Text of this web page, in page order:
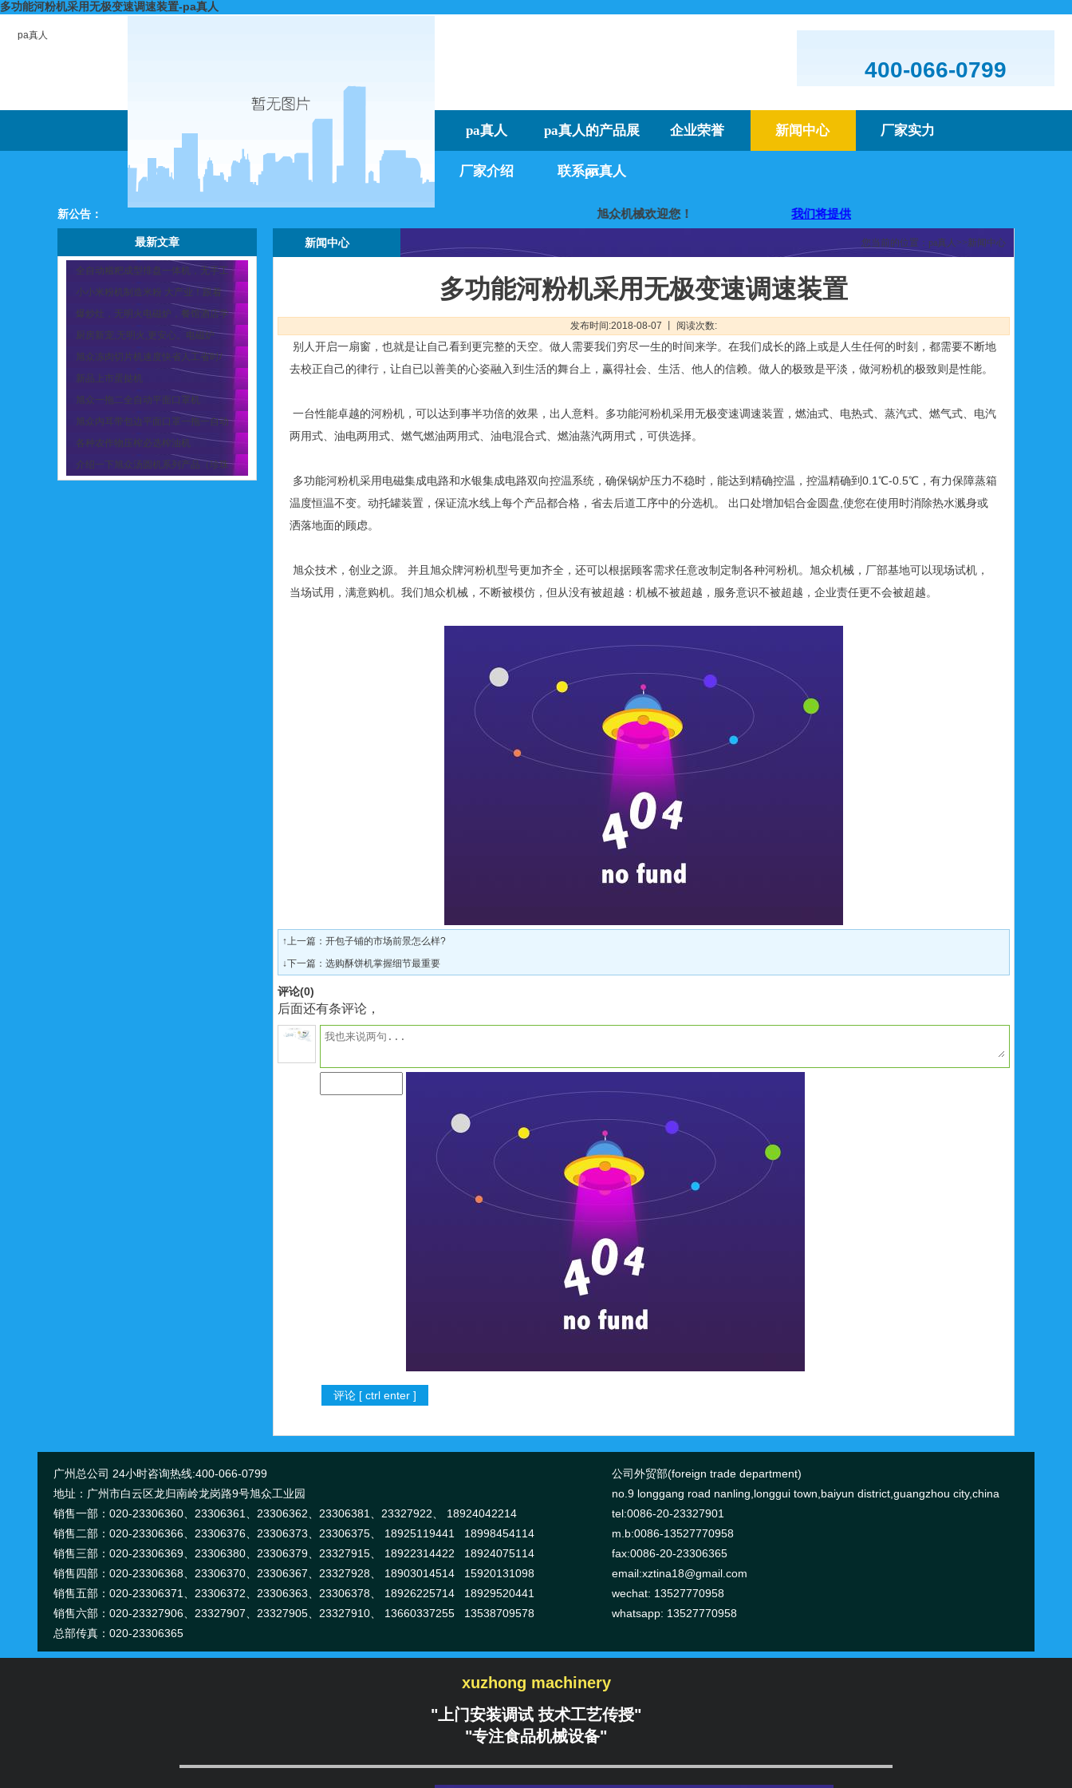
多功能河粉机采用无极变速调速装置-pa真人
pa真人
400-066-0799
pa真人 pa真人的产品展
示
企业荣誉 新闻中心 厂家实力
厂家介绍 联系pa真人
新公告： 旭众机械欢迎您！ 我们将提供优质的产品及服务，欢迎咨询购买
最新文章
全自动糍粑成型排盘一体机，无手工
小小米粉机制造米粉 大产业！跟着
爆炒灶，无明火电磁炉，餐馆酒店学
厨房新宠,无明火,更安心。电磁炉
旭众冻肉切片机速度快省人工省时/
新品上市蛋挞机
旭众一拖二全自动平面口罩机
旭众内耳带包边平面口罩一拖一自动
各种农作物压榨必选榨油机
介绍一下旭众汤圆机系列产品（珍珠
您当前的位置： pa真人 >>新闻中心
新闻中心
多功能河粉机采用无极变速调速装置
发布时间:2018-08-07 丨 阅读次数:
别人开启一扇窗，也就是让自己看到更完整的天空。做人需要我们穷尽一生的时间来学。在我们成长的路上或是人生任何的时刻，都需要不断地
去校正自己的律行，让自已以善美的心姿融入到生活的舞台上，赢得社会、生活、他人的信赖。做人的极致是平淡，做河粉机的极致则是性能。
一台性能卓越的河粉机，可以达到事半功倍的效果，出人意料。多功能河粉机采用无极变速调速装置，燃油式、电热式、蒸汽式、燃气式、电汽
两用式、油电两用式、燃气燃油两用式、油电混合式、燃油蒸汽两用式，可供选择。
多功能河粉机采用电磁集成电路和水银集成电路双向控温系统，确保锅炉压力不稳时，能达到精确控温，控温精确到0.1℃-0.5℃，有力保障蒸箱
温度恒温不变。动托罐装置，保证流水线上每个产品都合格，省去后道工序中的分选机。 出口处增加铝合金圆盘,使您在使用时消除热水溅身或
洒落地面的顾虑。
旭众技术，创业之源。 并且旭众牌河粉机型号更加齐全，还可以根据顾客需求任意改制定制各种河粉机。旭众机械，厂部基地可以现场试机，
当场试用，满意购机。我们旭众机械，不断被模仿，但从没有被超越：机械不被超越，服务意识不被超越，企业责任更不会被超越。
↑上一篇： 开包子铺的市场前景怎么样?
↓下一篇： 选购酥饼机掌握细节最重要
评论(0)
后面还有条评论，
广州总公司 24小时咨询热线:400-066-0799
地址：广州市白云区龙归南岭龙岗路9号旭众工业园
销售一部：020-23306360、 23306361、 23306362、 23306381、 23327922、
18924042214
18998402241
销售二部：020-23306366、 23306376、 23306373、 23306375、
18925119441 18998454114
销售三部：020-23306369、 23306380、 23306379、 23327915、
18922314422 18924075114
销售四部：020-23306368、 23306370、 23306367、 23327928、
18903014514 15920131098
销售五部：020-23306371、 23306372、 23306363、 23306378、
18926225714 18929520441
销售六部：020-23327906、 23327907、 23327905、 23327910、
13660337255 13538709578
总部传真：020-23306365
公司外贸部(foreign trade department)
no.9 longgang road nanling,longgui town,baiyun district,guangzhou city,china
tel:0086-20-23327901
m.b:0086-13527770958
fax:0086-20-23306365
email:xztina18@gmail.com
wechat: 13527770958
whatsapp: 13527770958
xuzhong machinery
"上门安装调试 技术工艺传授"
"专注食品机械设备"